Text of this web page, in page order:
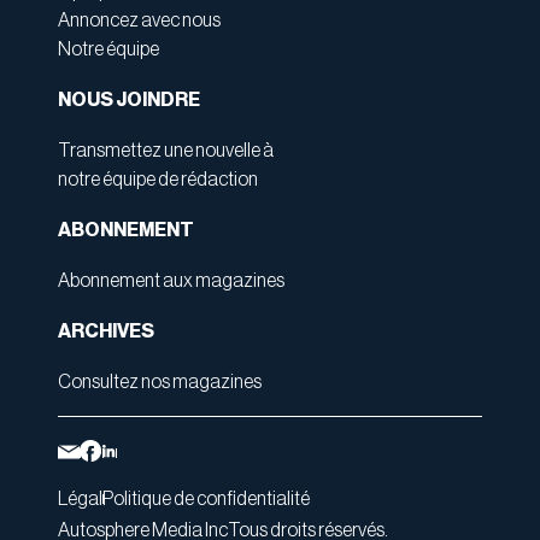
Annoncez avec nous
Notre équipe
NOUS JOINDRE
Transmettez une nouvelle à
notre équipe de rédaction
ABONNEMENT
Abonnement aux magazines
ARCHIVES
Consultez nos magazines
Légal Politique de confidentialité
Autosphere Media Inc Tous droits réservés.